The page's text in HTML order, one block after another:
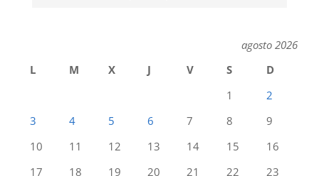
agosto 2026
L
M X J V S
D
1
2
3
4 5 6 7 8
9
10
11 12 13 14 15
16
17
18 19 20 21 22
23